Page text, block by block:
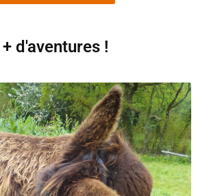
+ d'aventures !